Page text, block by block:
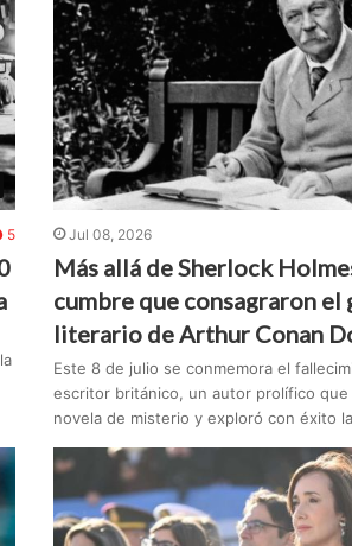
5 Jul 08, 2026
Más allá de Sherlock
cumbre que consagraron el
literario de Arthur Conan
Este 8 de julio se conmemora el
escritor británico, un autor prolífico que
novela de misterio y exploró con éxito